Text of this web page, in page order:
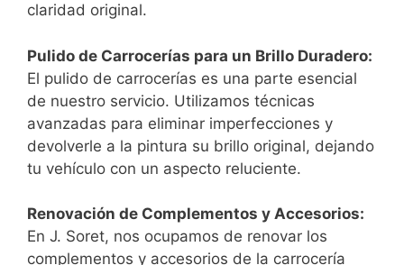
claridad original.
Pulido de Carrocerías para un Brillo Duradero:
El pulido de carrocerías es una parte esencial
de nuestro servicio. Utilizamos técnicas
avanzadas para eliminar imperfecciones y
devolverle a la pintura su brillo original, dejando
tu vehículo con un aspecto reluciente.
Renovación de Complementos y Accesorios:
En J. Soret, nos ocupamos de renovar los
complementos y accesorios de la carrocería